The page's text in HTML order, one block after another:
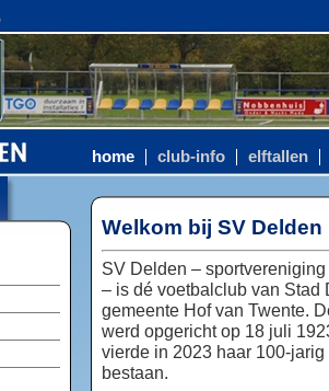
home club-info elftallen
Welkom bij SV Delden
SV Delden –
– is dé voetbalclub van Stad
gemeente Hof van Twente.
werd opgericht op 18 juli
vierde in 2023 haar 100-jarig
bestaan.